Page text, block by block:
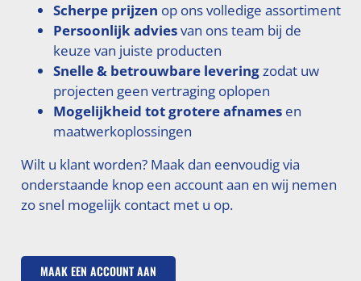
Scherpe prijzen op ons volledige assortiment
Persoonlijk adviesvan ons team bij de
keuze van juiste producten
Snelle & betrouwbare leveringzodat uw
projecten geen vertraging oplopen
Mogelijkheid tot grotere afnamesen
maatwerkoplossingen
Wilt u klant worden? Maak dan eenvoudig via
onderstaande knop een account aan en wij nemen
zo snel mogelijk contact met u op.
MAAK EEN ACCOUNT AAN